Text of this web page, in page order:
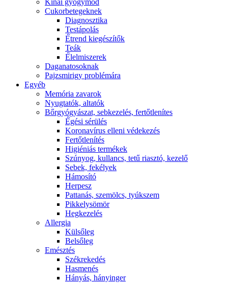
Kínai gyógymód
Cukorbetegeknek
Diagnosztika
Testápolás
É́trend kiegészítők
Teák
É́lelmiszerek
Daganatosoknak
Pajzsmirigy problémára
Egyéb
Memória zavarok
Nyugtatók, altatók
Bőrgyógyászat, sebkezelés, fertőtlenítes
É́gési sérülés
Koronavírus elleni védekezés
Fertőtlenítés
Higiéniás termékek
Szúnyog, kullancs, tetű riasztó, kezelő
Sebek, fekélyek
Hámosító
Herpesz
Pattanás, szemölcs, tyúkszem
Pikkelysömör
Hegkezelés
Allergia
Külsőleg
Belsőleg
Emésztés
Székrekedés
Hasmenés
Hányás, hányinger